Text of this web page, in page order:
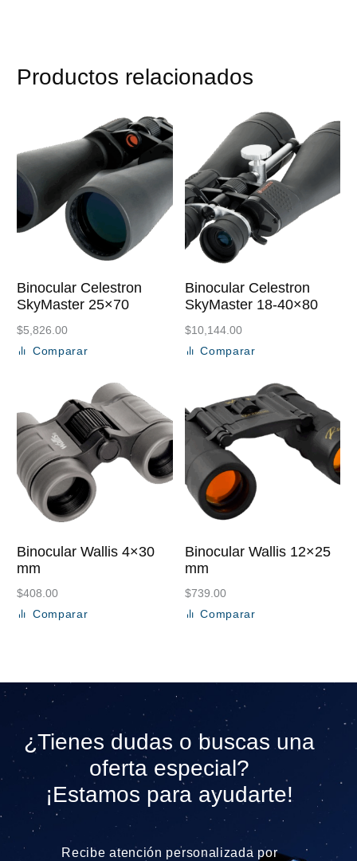
Productos relacionados
Binocular Celestron
SkyMaster 25×70
$5,826.00
Añadir al carrito
Comparar
Binocular Celestron
SkyMaster 18-40×80
$10,144.00
Añadir al carrito
Comparar
Binocular Wallis 4×30
mm
$408.00
Añadir al carrito
Comparar
Binocular Wallis 12×25
mm
$739.00
Añadir al carrito
Comparar
¿Tienes dudas o buscas una
oferta especial?
¡Estamos para ayudarte!
Recibe atención personalizada por